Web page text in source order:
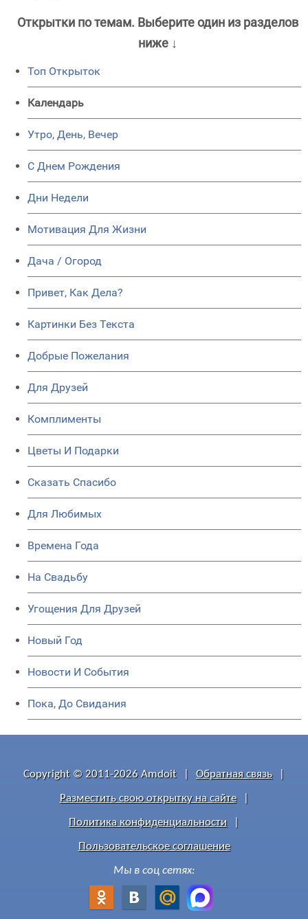
Открытки по темам. Выберите один из разделов
ниже ↓
Топ Открыток
Календарь
Утро, День, Вечер
C Днем Рождения
Дни Недели
Мотивация Для Жизни
Дача / Огород
Привет, Как Дела?
Картинки Без Текста
Добрые Пожелания
Для Друзей
Комплименты
Цветы И Подарки
Сказать Спасибо
Для Любимых
Времена Года
На Свадьбу
Угощения Для Друзей
Новый Год
Новости И События
Пока, До Свидания
Copyright © 2011-2026 Amdoit Обратная связь
Разместить свою открытку на сайте
Политика конфиденциальности
Пользовательское соглашение
Мы в соц сетях: